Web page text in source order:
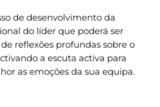
de desenvolvimento da
do líder que poderá ser
reflexões profundas sobre o
a escuta activa para
as emoções da sua equipa.